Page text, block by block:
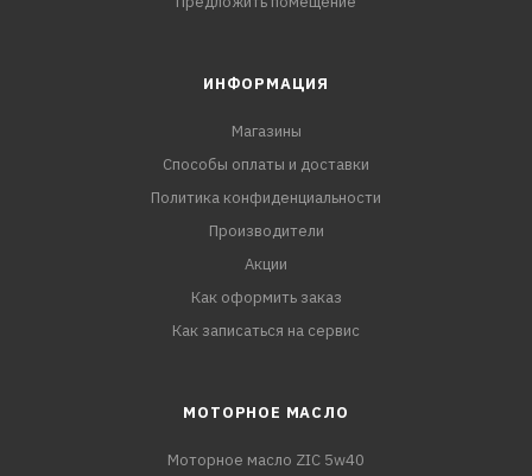
ИНФОРМАЦИЯ
Магазины
Способы оплаты и доставки
Политика конфиденциальности
Производители
Акции
Как оформить заказ
Как записаться на сервис
МОТОРНОЕ МАСЛО
Моторное масло ZIC 5w40